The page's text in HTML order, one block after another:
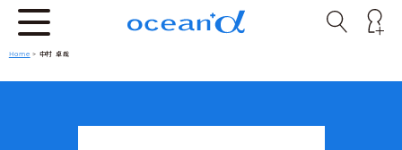
Home > 中村 卓哉